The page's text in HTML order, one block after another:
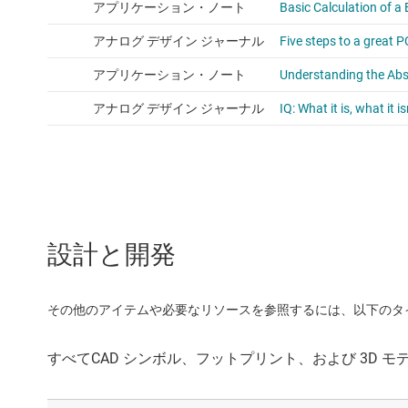
設計と開発
その他のアイテムや必要なリソースを参照するには、以下の